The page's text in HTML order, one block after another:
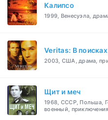
Калипсо
1999, Венесуэла,
Veritas: В
2003, США, драма,
Щит и меч
1968, СССР, Польша,
военный, приключения